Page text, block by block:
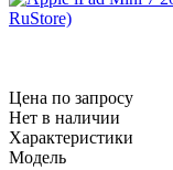
Цена по запросу
Нет в наличии
Характеристики
Модель